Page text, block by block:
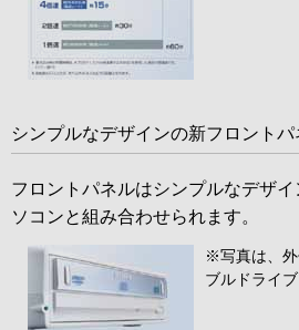
シンプルなデザインの新フロントパ
フロントパネルはシンプルなデザ
ソコンと組み合わせられます。
※写真は、外
ブルドライ